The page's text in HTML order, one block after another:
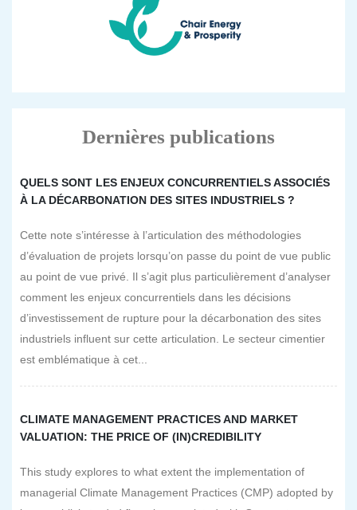
Dernières publications
QUELS SONT LES ENJEUX CONCURRENTIELS ASSOCIÉS
À LA DÉCARBONATION DES SITES INDUSTRIELS ?
Cette note s’intéresse à l’articulation des méthodologies
d’évaluation de projets lorsqu’on passe du point de vue public
au point de vue privé. Il s’agit plus particulièrement d’analyser
comment les enjeux concurrentiels dans les décisions
d’investissement de rupture pour la décarbonation des sites
industriels influent sur cette articulation. Le secteur cimentier
est emblématique à cet...
CLIMATE MANAGEMENT PRACTICES AND MARKET
VALUATION: THE PRICE OF (IN)CREDIBILITY
This study explores to what extent the implementation of
managerial Climate Management Practices (CMP) adopted by